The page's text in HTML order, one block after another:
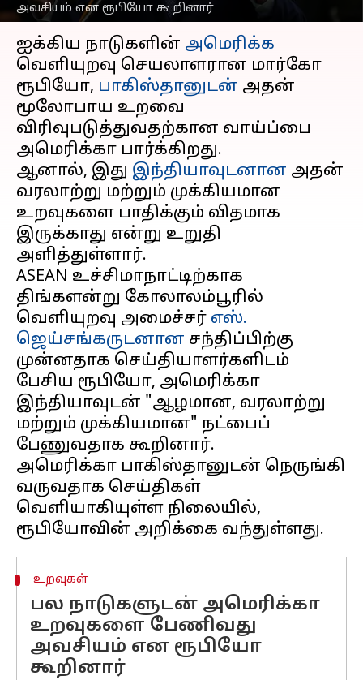
அவசியம் என ரூபியோ கூறினார்
செய்தி முன்னோட்டம்
ஐக்கிய நாடுகளின் அமெரிக்க
வெளியுறவு செயலாளரான மார்கோ
ரூபியோ, பாகிஸ்தானுடன் அதன்
மூலோபாய உறவை
விரிவுபடுத்துவதற்கான வாய்ப்பை
அமெரிக்கா பார்க்கிறது.
ஆனால், இது இந்தியாவுடனான அதன்
வரலாற்று மற்றும் முக்கியமான
உறவுகளை பாதிக்கும் விதமாக
இருக்காது என்று உறுதி
அளித்துள்ளார்.
ASEAN உச்சிமாநாட்டிற்காக
திங்களன்று கோலாலம்பூரில்
வெளியுறவு அமைச்சர் எஸ்.
ஜெய்சங்கருடனான சந்திப்பிற்கு
முன்னதாக செய்தியாளர்களிடம்
பேசிய ரூபியோ, அமெரிக்கா
இந்தியாவுடன் "ஆழமான, வரலாற்று
மற்றும் முக்கியமான" நட்பைப்
பேணுவதாக கூறினார்.
அமெரிக்கா பாகிஸ்தானுடன் நெருங்கி
வருவதாக செய்திகள்
வெளியாகியுள்ள நிலையில்,
உறவுகள்
பல நாடுகளுடன் அமெரிக்கா
உறவுகளை பேணிவது
அவசியம் என ரூபியோ
கூறினார்